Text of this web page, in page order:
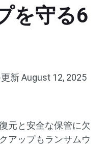
を守る6
新August 12, 2025
元と安全な保管に欠
アップもランサムウ